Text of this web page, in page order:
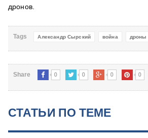
дронов.
Tags Александр Сырский война дроны
Share 0 0 0 0
СТАТЬИ ПО ТЕМЕ